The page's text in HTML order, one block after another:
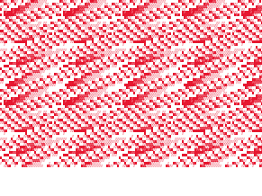
Activities
Tools
Seminar
█▓▒░  █▓▒░  █  ░▒██▓▓▒░░░░       █▓▒░  █▓▒░  █  ░▒██▓▓▒░░░░       █▓▒░  █▓▒░  █  ░▒██▓▓▒░░░░       █▓▒░  █▓▒░  █  ░▒██▓▓▒░░░░       █▓▒░  █▓▒░
█▓▒░  █  ░  █▓▓▒▒▒▒░░░ ░░  █▓▒░  █▓▒░  █  ░  █▓▓▒▒▒▒░░░ ░░  █▓▒░  █▓▒░  █  ░  █▓▓▒▒▒▒░░░ ░░  █▓▒░  █▓▒░  █  ░  █▓▓▒▒▒▒░░░ ░░  █▓▒░  █▓▒░  █
▒░  █     █▓▓▓▓▓▒▒▒░░▒░  █▓▒░  █▓▒░  █     █▓▓▓▓▓▒▒▒░░▒░  █▓▒░  █▓▒░  █     █▓▓▓▓▓▒▒▒░░▒░  █▓▒░  █▓▒░  █     █▓▓▓▓▓▒▒▒░░▒░  █▓▒░  █▓▒░  █
█ ░░  █▓███▓▓▓▒▒▒▒░  █▓▒░  █▓▒░  █ ░░  █▓███▓▓▓▒▒▒▒░  █▓▒░  █▓▒░  █ ░░  █▓███▓▓▓▒▒▒▒░  █▓▒░  █▓▒░  █ ░░  █▓███▓▓▓▒▒▒▒░  █▓▒░  █▓▒░  █ ░░
█▓███▓█▓▓▓▓▒░  █▓▒░  █▓▒░  █▒▒░  █▓███▓█▓▓▓▓▒░  █▓▒░  █▓▒░  █▒▒░  █▓███▓█▓▓▓▓▒░  █▓▒░  █▓▒░  █▒▒░  █▓███▓█▓▓▓▓▒░  █▓▒░  █▓▒░  █▒▒░
█ ██████▓▒░  █▓▒░  █▓▒░  ▓▓▒░  █▓█ ██████▓▒░  █▓▒░  █▓▒░  ▓▓▒░  █▓█ ██████▓▒░  █▓▒░  █▓▒░  ▓▓▒░  █▓█ ██████▓▒░  █▓▒░  █▓▒░  ▓▓▒░  █▓█ ██████▓▒░
█▓▒░  █▓▒░  █▓▒░ ██▓▒░  ██       █▓▒░  █▓▒░  █▓▒░ ██▓▒░  ██       █▓▒░  █▓▒░  █▓▒░ ██▓▒░  ██       █▓▒░  █▓▒░  █▓▒░ ██▓▒░  ██       █▓▒░
▓▒░  █▓▒░  █▓▒░  █▓▒░           █▓▒░  █▓▒░  █▓▒░  █▓▒░           █▓▒░  █▓▒░  █▓▒░  █▓▒░           █▓▒░  █▓▒░  █▓▒░  █▓▒░           █▓▒░  █▓▒░
█▓▒░  █▓▒   █▓▒░    ░░ ░░  █▓▒░  █▓▒░  █▓▒   █▓▒░    ░░ ░░  █▓▒░  █▓▒░  █▓▒   █▓▒░    ░░ ░░  █▓▒░  █▓▒░  █▓▒   █▓▒░    ░░ ░░  █▓▒░  █▓▒░  █▓▒
░  █▓░░  █▓▒░░░░░▒░░▒░  █▓▒░  █▓▒░  █▓░░  █▓▒░░░░░▒░░▒░  █▓▒░  █▓▒░  █▓░░  █▓▒░░░░░▒░░▒░  █▓▒░  █▓▒░  █▓░░  █▓▒░░░░░▒░░▒░  █▓▒░  █▓▒░  █▓░░
░▒▓█  ░▒▓█  ░▒▓█  ░▒▓█  ░▒▓█  ░  ░▒▓█  ░▒▓█  ░▒▓█  ░▒▓█  ░▒▓█  ░  ░▒▓█  ░▒▓█  ░▒▓█  ░▒▓█  ░▒▓█  ░  ░▒▓█  ░▒▓█  ░▒▓█  ░▒▓█  ░▒▓█  ░  ░▒▓█
██  ░▒▓█  ░▒▓█  ░▒▓█  ░▒▓█    ░▒▓██  ░▒▓█  ░▒▓█  ░▒▓█  ░▒▓█    ░▒▓██  ░▒▓█  ░▒▓█  ░▒▓█  ░▒▓█    ░▒▓██  ░▒▓█  ░▒▓█  ░▒▓█  ░▒▓█    ░▒▓██  ░▒▓█
░▒▓█  ░▒▓█  ░▒▓█  ░▒▓█ ░░░▒▓█ █  ░▒▓█  ░▒▓█  ░▒▓█  ░▒▓█ ░░░▒▓█ █  ░▒▓█  ░▒▓█  ░▒▓█  ░▒▓█ ░░░▒▓█ █  ░▒▓█  ░▒▓█  ░▒▓█  ░▒▓█ ░░░▒▓█ █  ░▒▓█  ░▒▓█
░▒▓█  ░▒▓█  ░▒▓█▒▒▒▒▓██ █  ░▒▓█  ░▒▓█  ░▒▓█  ░▒▓█▒▒▒▒▓██ █  ░▒▓█  ░▒▓█  ░▒▓█  ░▒▓█▒▒▒▒▓██ █  ░▒▓█  ░▒▓█  ░▒▓█  ░▒▓█▒▒▒▒▓██ █  ░▒▓█  ░▒▓█
▓█  ░▒▓█  ░▒▓▓▓▓▓▓█   █  ░▒▓█  ░▒▓█  ░▒▓█  ░▒▓▓▓▓▓▓█   █  ░▒▓█  ░▒▓█  ░▒▓█  ░▒▓▓▓▓▓▓█   █  ░▒▓█  ░▒▓█  ░▒▓█  ░▒▓▓▓▓▓▓█   █  ░▒▓█  ░▒▓█  ░▒▓█
░▒▓█  ░▒███████   █  ░▒▓█  ░▒▓█  ░▒▓█  ░▒███████   █  ░▒▓█  ░▒▓█  ░▒▓█  ░▒███████   █  ░▒▓█  ░▒▓█  ░▒▓█  ░▒███████   █  ░▒▓█  ░▒▓█  ░▒▓█
░           █  ░▒▓█  ░▒▓█  ░▒▓█  ░           █  ░▒▓█  ░▒▓█  ░▒▓█  ░           █  ░▒▓█  ░▒▓█  ░▒▓█  ░           █  ░▒▓█  ░▒▓█  ░▒▓█  ░
░  █  ░▒▓█  ░▒▓█  ░▒▓█           ░  █  ░▒▓█  ░▒▓█  ░▒▓█           ░  █  ░▒▓█  ░▒▓█  ░▒▓█           ░  █  ░▒▓█  ░▒▓█  ░▒▓█           ░  █
░░░░  █  ░▒▓█  ░▒▓█  ░▒▓█ ░░░  ░░░░░░  █  ░▒▓█  ░▒▓█  ░▒▓█ ░░░  ░░░░░░  █  ░▒▓█  ░▒▓█  ░▒▓█ ░░░  ░░░░░░  █  ░▒▓█  ░▒▓█  ░▒▓█ ░░░  ░░░░░░  █
█  ░▒▓█  ░▒▓█  ░▒▓█▒▒▒░░░▒▒▒░▒░  █  ░▒▓█  ░▒▓█  ░▒▓█▒▒▒░░░▒▒▒░▒░  █  ░▒▓█  ░▒▓█  ░▒▓█▒▒▒░░░▒▒▒░▒░  █  ░▒▓█  ░▒▓█  ░▒▓█▒▒▒░░░▒▒▒░▒░  █  ░▒▓█
░▒▓█  ░▒▓█  ░▒▓▓▓▓▒░▒▒▓▓▒▒▒░  █  ░▒▓█  ░▒▓█  ░▒▓▓▓▓▒░▒▒▓▓▒▒▒░  █  ░▒▓█  ░▒▓█  ░▒▓▓▓▓▒░▒▒▓▓▒▒▒░  █  ░▒▓█  ░▒▓█  ░▒▓▓▓▓▒░▒▒▓▓▒▒▒░  █  ░▒▓█  ░▒▓█
█  ░▒▓█  ░▒███▓▒▒▓▓█▓▓▓▒░  █  ░▒▓█  ░▒▓█  ░▒███▓▒▒▓▓█▓▓▓▒░  █  ░▒▓█  ░▒▓█  ░▒███▓▒▒▓▓█▓▓▓▒░  █  ░▒▓█  ░▒▓█  ░▒███▓▒▒▓▓█▓▓▓▒░  █  ░▒▓█  ░▒▓█
▒▓█  ░   █▓▓▒▓▓█▓█▓▒░  █  ░▒▓█  ░▒▓█  ░   █▓▓▒▓▓█▓█▓▒░  █  ░▒▓█  ░▒▓█  ░   █▓▓▒▓▓█▓█▓▒░  █  ░▒▓█  ░▒▓█  ░   █▓▓▒▓▓█▓█▓▒░  █  ░▒▓█  ░▒▓█  ░
██▓▓█████▓▒░  █  ░▒▓█  ░▒▓█      ██▓▓█████▓▒░  █  ░▒▓█  ░▒▓█      ██▓▓█████▓▒░  █  ░▒▓█  ░▒▓█      ██▓▓█████▓▒░  █  ░▒▓█  ░▒▓█
███    █▓▒░  █  ░▒▓█  ░▒▓█ ░░░   ███    █▓▒░  █  ░▒▓█  ░▒▓█ ░░░   ███    █▓▒░  █  ░▒▓█  ░▒▓█ ░░░   ███    █▓▒░  █  ░▒▓█  ░▒▓█ ░░░   ███
█    █▓▒░  █  ░▒▓█  ░▒▓█▒▒▒░     █    █▓▒░  █  ░▒▓█  ░▒▓█▒▒▒░     █    █▓▒░  █  ░▒▓█  ░▒▓█▒▒▒░     █    █▓▒░  █  ░▒▓█  ░▒▓█▒▒▒░     █    █▓▒░
█▓▒░  █  ░▒▓█  ░▒▓▓▓▓▒░░         █▓▒░  █  ░▒▓█  ░▒▓▓▓▓▒░░         █▓▒░  █  ░▒▓█  ░▒▓▓▓▓▒░░         █▓▒░  █  ░▒▓█  ░▒▓▓▓▓▒░░         █▓▒░  █
░  █  ░▒▓█  ░▒███▓▒▒░░░    ░  █▓▒░  █  ░▒▓█  ░▒███▓▒▒░░░    ░  █▓▒░  █  ░▒▓█  ░▒███▓▒▒░░░    ░  █▓▒░  █  ░▒▓█  ░▒███▓▒▒░░░    ░  █▓▒░  █  ░▒▓█
░▒▓█  ░   █▓▓▒▒▒░░░░░░  █▓▒░  █  ░▒▓█  ░   █▓▓▒▒▒░░░░░░  █▓▒░  █  ░▒▓█  ░   █▓▓▒▒▒░░░░░░  █▓▒░  █  ░▒▓█  ░   █▓▓▒▒▒░░░░░░  █▓▒░  █  ░▒▓█  ░
▓█      ██▓▓▓▒▒▒▒▒▒░  █▓▒░  █  ░▒▓█      ██▓▓▓▒▒▒▒▒▒░  █▓▒░  █  ░▒▓█      ██▓▓▓▒▒▒▒▒▒░  █▓▒░  █  ░▒▓█      ██▓▓▓▒▒▒▒▒▒░  █▓▒░  █  ░▒▓█
░░   ███▓▓▓▓▓▓▒░  █▓▒░  █  ░▒▓█ ░░░   ███▓▓▓▓▓▓▒░  █▓▒░  █  ░▒▓█ ░░░   ███▓▓▓▓▓▓▒░  █▓▒░  █  ░▒▓█ ░░░   ███▓▓▓▓▓▓▒░  █▓▒░  █  ░▒▓█ ░░░
██████▓▒░  █▓▒░  █  ░▒▓█▒▒▒░     ██████▓▒░  █▓▒░  █  ░▒▓█▒▒▒░     ██████▓▒░  █▓▒░  █  ░▒▓█▒▒▒░     ██████▓▒░  █▓▒░  █  ░▒▓█▒▒▒░     ██████▓▒░
█▓▒░  █▓▒░  █  ░▒▓▓▓▒▒░          █▓▒░  █▓▒░  █  ░▒▓▓▓▒▒░          █▓▒░  █▓▒░  █  ░▒▓▓▓▒▒░          █▓▒░  █▓▒░  █  ░▒▓▓▓▒▒░          █▓▒░
█▓▒░  █▓▒░  █  ░▒██▓▓▒░░░░       █▓▒░  █▓▒░  █  ░▒██▓▓▒░░░░       █▓▒░  █▓▒░  █  ░▒██▓▓▒░░░░       █▓▒░  █▓▒░  █  ░▒██▓▓▒░░░░       █▓▒░  █▓▒░
█▓▒░  █  ░  █▓▓▒▒▒▒░░░ ░░  █▓▒░  █▓▒░  █  ░  █▓▓▒▒▒▒░░░ ░░  █▓▒░  █▓▒░  █  ░  █▓▓▒▒▒▒░░░ ░░  █▓▒░  █▓▒░  █  ░  █▓▓▒▒▒▒░░░ ░░  █▓▒░  █▓▒░  █
▒░  █     █▓▓▓▓▓▒▒▒░░▒░  █▓▒░  █▓▒░  █     █▓▓▓▓▓▒▒▒░░▒░  █▓▒░  █▓▒░  █     █▓▓▓▓▓▒▒▒░░▒░  █▓▒░  █▓▒░  █     █▓▓▓▓▓▒▒▒░░▒░  █▓▒░  █▓▒░  █
█ ░░  █▓███▓▓▓▒▒▒▒░  █▓▒░  █▓▒░  █ ░░  █▓███▓▓▓▒▒▒▒░  █▓▒░  █▓▒░  █ ░░  █▓███▓▓▓▒▒▒▒░  █▓▒░  █▓▒░  █ ░░  █▓███▓▓▓▒▒▒▒░  █▓▒░  █▓▒░  █ ░░
█▓███▓█▓▓▓▓▒░  █▓▒░  █▓▒░  █▒▒░  █▓███▓█▓▓▓▓▒░  █▓▒░  █▓▒░  █▒▒░  █▓███▓█▓▓▓▓▒░  █▓▒░  █▓▒░  █▒▒░  █▓███▓█▓▓▓▓▒░  █▓▒░  █▓▒░  █▒▒░
█ ██████▓▒░  █▓▒░  █▓▒░  ▓▓▒░  █▓█ ██████▓▒░  █▓▒░  █▓▒░  ▓▓▒░  █▓█ ██████▓▒░  █▓▒░  █▓▒░  ▓▓▒░  █▓█ ██████▓▒░  █▓▒░  █▓▒░  ▓▓▒░  █▓█ ██████▓▒░
█▓▒░  █▓▒░  █▓▒░ ██▓▒░  ██       █▓▒░  █▓▒░  █▓▒░ ██▓▒░  ██       █▓▒░  █▓▒░  █▓▒░ ██▓▒░  ██       █▓▒░  █▓▒░  █▓▒░ ██▓▒░  ██       █▓▒░
▓▒░  █▓▒░  █▓▒░  █▓▒░           █▓▒░  █▓▒░  █▓▒░  █▓▒░           █▓▒░  █▓▒░  █▓▒░  █▓▒░           █▓▒░  █▓▒░  █▓▒░  █▓▒░           █▓▒░  █▓▒░
█▓▒░  █▓▒   █▓▒░    ░░ ░░  █▓▒░  █▓▒░  █▓▒   █▓▒░    ░░ ░░  █▓▒░  █▓▒░  █▓▒   █▓▒░    ░░ ░░  █▓▒░  █▓▒░  █▓▒   █▓▒░    ░░ ░░  █▓▒░  █▓▒░  █▓▒
░  █▓░░  █▓▒░░░░░▒░░▒░  █▓▒░  █▓▒░  █▓░░  █▓▒░░░░░▒░░▒░  █▓▒░  █▓▒░  █▓░░  █▓▒░░░░░▒░░▒░  █▓▒░  █▓▒░  █▓░░  █▓▒░░░░░▒░░▒░  █▓▒░  █▓▒░  █▓░░
░▒▓█  ░▒▓█  ░▒▓█  ░▒▓█  ░▒▓█  ░  ░▒▓█  ░▒▓█  ░▒▓█  ░▒▓█  ░▒▓█  ░  ░▒▓█  ░▒▓█  ░▒▓█  ░▒▓█  ░▒▓█  ░  ░▒▓█  ░▒▓█  ░▒▓█  ░▒▓█  ░▒▓█  ░  ░▒▓█
██  ░▒▓█  ░▒▓█  ░▒▓█  ░▒▓█    ░▒▓██  ░▒▓█  ░▒▓█  ░▒▓█  ░▒▓█    ░▒▓██  ░▒▓█  ░▒▓█  ░▒▓█  ░▒▓█    ░▒▓██  ░▒▓█  ░▒▓█  ░▒▓█  ░▒▓█    ░▒▓██  ░▒▓█
░▒▓█  ░▒▓█  ░▒▓█  ░▒▓█ ░░░▒▓█ █  ░▒▓█  ░▒▓█  ░▒▓█  ░▒▓█ ░░░▒▓█ █  ░▒▓█  ░▒▓█  ░▒▓█  ░▒▓█ ░░░▒▓█ █  ░▒▓█  ░▒▓█  ░▒▓█  ░▒▓█ ░░░▒▓█ █  ░▒▓█  ░▒▓█
░▒▓█  ░▒▓█  ░▒▓█▒▒▒▒▓██ █  ░▒▓█  ░▒▓█  ░▒▓█  ░▒▓█▒▒▒▒▓██ █  ░▒▓█  ░▒▓█  ░▒▓█  ░▒▓█▒▒▒▒▓██ █  ░▒▓█  ░▒▓█  ░▒▓█  ░▒▓█▒▒▒▒▓██ █  ░▒▓█  ░▒▓█
▓█  ░▒▓█  ░▒▓▓▓▓▓▓█   █  ░▒▓█  ░▒▓█  ░▒▓█  ░▒▓▓▓▓▓▓█   █  ░▒▓█  ░▒▓█  ░▒▓█  ░▒▓▓▓▓▓▓█   █  ░▒▓█  ░▒▓█  ░▒▓█  ░▒▓▓▓▓▓▓█   █  ░▒▓█  ░▒▓█  ░▒▓█
░▒▓█  ░▒███████   █  ░▒▓█  ░▒▓█  ░▒▓█  ░▒███████   █  ░▒▓█  ░▒▓█  ░▒▓█  ░▒███████   █  ░▒▓█  ░▒▓█  ░▒▓█  ░▒███████   █  ░▒▓█  ░▒▓█  ░▒▓█
░           █  ░▒▓█  ░▒▓█  ░▒▓█  ░           █  ░▒▓█  ░▒▓█  ░▒▓█  ░           █  ░▒▓█  ░▒▓█  ░▒▓█  ░           █  ░▒▓█  ░▒▓█  ░▒▓█  ░
░  █  ░▒▓█  ░▒▓█  ░▒▓█           ░  █  ░▒▓█  ░▒▓█  ░▒▓█           ░  █  ░▒▓█  ░▒▓█  ░▒▓█           ░  █  ░▒▓█  ░▒▓█  ░▒▓█           ░  █
░░░░  █  ░▒▓█  ░▒▓█  ░▒▓█ ░░░  ░░░░░░  █  ░▒▓█  ░▒▓█  ░▒▓█ ░░░  ░░░░░░  █  ░▒▓█  ░▒▓█  ░▒▓█ ░░░  ░░░░░░  █  ░▒▓█  ░▒▓█  ░▒▓█ ░░░  ░░░░░░  █
█  ░▒▓█  ░▒▓█  ░▒▓█▒▒▒░░░▒▒▒░▒░  █  ░▒▓█  ░▒▓█  ░▒▓█▒▒▒░░░▒▒▒░▒░  █  ░▒▓█  ░▒▓█  ░▒▓█▒▒▒░░░▒▒▒░▒░  █  ░▒▓█  ░▒▓█  ░▒▓█▒▒▒░░░▒▒▒░▒░  █  ░▒▓█
░▒▓█  ░▒▓█  ░▒▓▓▓▓▒░▒▒▓▓▒▒▒░  █  ░▒▓█  ░▒▓█  ░▒▓▓▓▓▒░▒▒▓▓▒▒▒░  █  ░▒▓█  ░▒▓█  ░▒▓▓▓▓▒░▒▒▓▓▒▒▒░  █  ░▒▓█  ░▒▓█  ░▒▓▓▓▓▒░▒▒▓▓▒▒▒░  █  ░▒▓█  ░▒▓█
█  ░▒▓█  ░▒███▓▒▒▓▓█▓▓▓▒░  █  ░▒▓█  ░▒▓█  ░▒███▓▒▒▓▓█▓▓▓▒░  █  ░▒▓█  ░▒▓█  ░▒███▓▒▒▓▓█▓▓▓▒░  █  ░▒▓█  ░▒▓█  ░▒███▓▒▒▓▓█▓▓▓▒░  █  ░▒▓█  ░▒▓█
▒▓█  ░   █▓▓▒▓▓█▓█▓▒░  █  ░▒▓█  ░▒▓█  ░   █▓▓▒▓▓█▓█▓▒░  █  ░▒▓█  ░▒▓█  ░   █▓▓▒▓▓█▓█▓▒░  █  ░▒▓█  ░▒▓█  ░   █▓▓▒▓▓█▓█▓▒░  █  ░▒▓█  ░▒▓█  ░
██▓▓█████▓▒░  █  ░▒▓█  ░▒▓█      ██▓▓█████▓▒░  █  ░▒▓█  ░▒▓█      ██▓▓█████▓▒░  █  ░▒▓█  ░▒▓█      ██▓▓█████▓▒░  █  ░▒▓█  ░▒▓█
███    █▓▒░  █  ░▒▓█  ░▒▓█ ░░░   ███    █▓▒░  █  ░▒▓█  ░▒▓█ ░░░   ███    █▓▒░  █  ░▒▓█  ░▒▓█ ░░░   ███    █▓▒░  █  ░▒▓█  ░▒▓█ ░░░   ███
█    █▓▒░  █  ░▒▓█  ░▒▓█▒▒▒░     █    █▓▒░  █  ░▒▓█  ░▒▓█▒▒▒░     █    █▓▒░  █  ░▒▓█  ░▒▓█▒▒▒░     █    █▓▒░  █  ░▒▓█  ░▒▓█▒▒▒░     █    █▓▒░
█▓▒░  █  ░▒▓█  ░▒▓▓▓▓▒░░         █▓▒░  █  ░▒▓█  ░▒▓▓▓▓▒░░         █▓▒░  █  ░▒▓█  ░▒▓▓▓▓▒░░         █▓▒░  █  ░▒▓█  ░▒▓▓▓▓▒░░         █▓▒░  █
░  █  ░▒▓█  ░▒███▓▒▒░░░    ░  █▓▒░  █  ░▒▓█  ░▒███▓▒▒░░░    ░  █▓▒░  █  ░▒▓█  ░▒███▓▒▒░░░    ░  █▓▒░  █  ░▒▓█  ░▒███▓▒▒░░░    ░  █▓▒░  █  ░▒▓█
░▒▓█  ░   █▓▓▒▒▒░░░░░░  █▓▒░  █  ░▒▓█  ░   █▓▓▒▒▒░░░░░░  █▓▒░  █  ░▒▓█  ░   █▓▓▒▒▒░░░░░░  █▓▒░  █  ░▒▓█  ░   █▓▓▒▒▒░░░░░░  █▓▒░  █  ░▒▓█  ░